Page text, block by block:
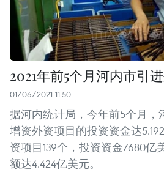
2021年前5个月河内市引
01/06/2021 11:50
据河内统计局，今年前5个月，
增资外资项目的投资资金达
资项目139个，投资资金7680亿
额达4.424亿美元。